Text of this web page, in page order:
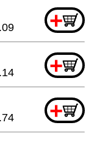
+
+
+